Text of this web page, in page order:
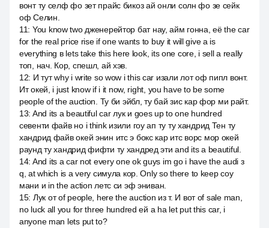
вонт ту селф фо зет прайс бикоз ай онли солн фо зе сейк
оф Селин.
11: You know two дженерейтор бат нау, айм гонна, её the car
for the real price rise if one wants to buy it will give a is
everything в lets take this here look, its one core, i sell a really
топ, нач. Кор, спешл, ай хэв.
12: И тут why i write so wow i this car изали лот оф пипл вонт.
Ит окей, i just know if i it now, right, you have to be some
people of the auction. Ту би эйбл, ту бай зис кар фор ми райт.
13: And its a beautiful car лук и goes up to one hundred
севенти файв но i think изили гоу ап ту ту хандрид Тен ту
хандрид файв окей энин итс э бокс кар итс ворс мор окей
раунд ту хандрид фифти ту хандред эти and its a beautiful.
14: And its a car not every one ok guys im go i have the audi з
q, at which is a very симула кор. Only so there to keep соу
мани и in the action летс си эф эниван.
15: Лук от of people, here the auction из т. И вот of sale man,
no luck all you for three hundred ей a ha let put this car, i
anyone man lets put to?